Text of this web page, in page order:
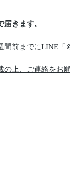
きます。
間前までにLINE「
上、ご連絡をお